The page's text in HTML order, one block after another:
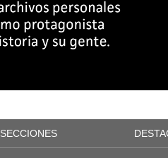
SECCIONES